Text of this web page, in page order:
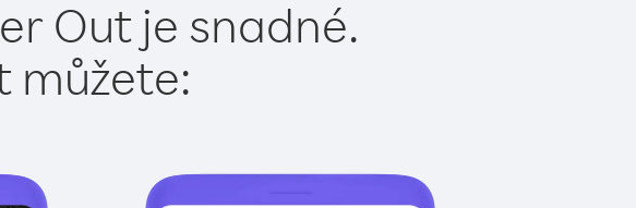
Out je snadné.
můžete: